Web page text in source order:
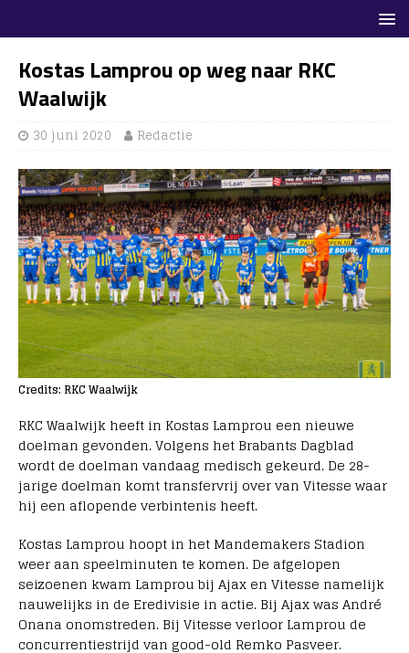
Kostas Lamprou op weg naar RKC
Waalwijk
30 juni 2020 Redactie
Credits: RKC Waalwijk
RKC Waalwijk heeft in Kostas Lamprou een nieuwe
doelman gevonden. Volgens het Brabants Dagblad
wordt de doelman vandaag medisch gekeurd. De 28-
jarige doelman komt transfervrij over van Vitesse waar
hij een aflopende verbintenis heeft.
Kostas Lamprou hoopt in het Mandemakers Stadion
weer aan speelminuten te komen. De afgelopen
seizoenen kwam Lamprou bij Ajax en Vitesse namelijk
nauwelijks in de Eredivisie in actie. Bij Ajax was André
Onana onomstreden. Bij Vitesse verloor Lamprou de
concurrentiestrijd van good-old Remko Pasveer.